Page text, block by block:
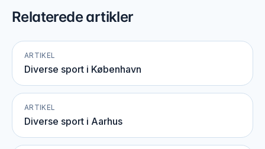
Relaterede artikler
ARTIKEL
Diverse sport i København
ARTIKEL
Diverse sport i Aarhus